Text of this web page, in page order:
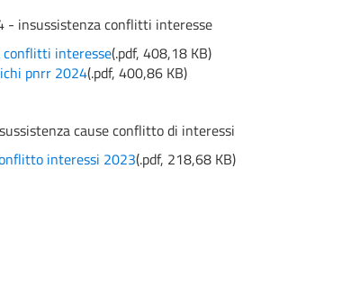
- insussistenza conflitti interesse
conflitti interesse(.pdf, 408,18 KB)
pnrr 2024(.pdf, 400,86 KB)
cause conflitto di interessi
interessi 2023(.pdf, 218,68 KB)